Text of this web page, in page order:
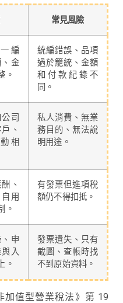
常見風險
編
金
。
統編錯誤、品項
過於籠統、金額
和付款紀錄不
同。
司
、
相
私人消費、無業
務目的、無法說
明用途。
、
用
。
有發票但進項稅
額仍不得扣抵。
申
入
。
發票遺失、只有
截圖、查帳時找
不到原始資料。
加值型營業稅法》第 19